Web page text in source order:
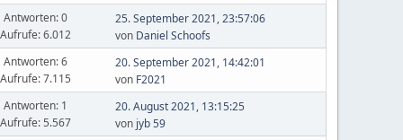
Antworten: 0
Aufrufe: 6.012
25. September 2021, 23:57:06
von Daniel Schoofs
Antworten: 6
Aufrufe: 7.115
20. September 2021, 14:42:01
von F2021
Antworten: 1
Aufrufe: 5.567
20. August 2021, 13:15:25
von jyb 59